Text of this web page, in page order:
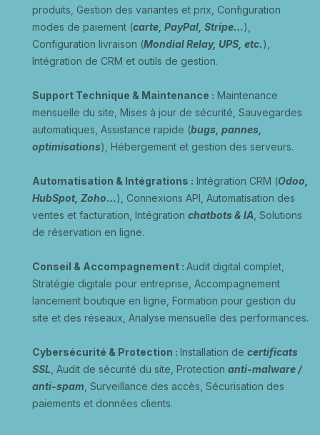
produits, Gestion des variantes et prix, Configuration
modes de paiement (carte, PayPal, Stripe…),
Configuration livraison (Mondial Relay, UPS, etc.),
Intégration de CRM et outils de gestion.
Support Technique & Maintenance : Maintenance
mensuelle du site, Mises à jour de sécurité, Sauvegardes
automatiques, Assistance rapide (bugs, pannes,
optimisations), Hébergement et gestion des serveurs.
Automatisation & Intégrations : Intégration CRM (Odoo,
HubSpot, Zoho…), Connexions API, Automatisation des
ventes et facturation, Intégration chatbots & IA , Solutions
de réservation en ligne.
Conseil & Accompagnement : Audit digital complet,
Stratégie digitale pour entreprise, Accompagnement
lancement boutique en ligne, Formation pour gestion du
site et des réseaux, Analyse mensuelle des performances.
Cybersécurité & Protection : Installation de certificats
SSL , Audit de sécurité du site, Protection anti-malware /
anti-spam , Surveillance des accès, Sécurisation des
paiements et données clients.